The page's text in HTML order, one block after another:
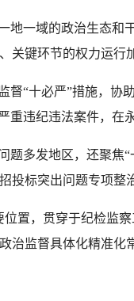
地一域的政治生态和
关键环节的权力运行
督“十必严”措施，协
重违纪违法案件，
题多发地区，还聚焦
投标突出问题专项整
置，贯穿于纪检监
治监督具体化精准